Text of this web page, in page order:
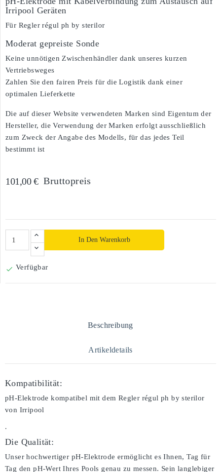
Irripool Geräten
Für Regler régul ph by sterilor
Moderat gepreiste Sonde
Keine unnötigen Zwischenhändler dank unseres kurzen
Vertriebsweges
Zahlen Sie den fairen Preis für die Logistik dank einer
optimalen Lieferkette
Die auf dieser Website verwendeten Marken sind Eigentum der
Hersteller, die Verwendung der Marken erfolgt ausschließlich
zum Zweck der Angabe des Modells, für das jedes Teil
bestimmt ist
101,00 € Bruttopreis
In Den Warenkorb
 Verfügbar
Beschreibung
Artikeldetails
Kompatibilität:
pH-Elektrode kompatibel mit dem Regler régul ph by sterilor
von Irripool
.
Die Qualität:
Unser hochwertiger pH-Elektrode ermöglicht es Ihnen, Tag für
Tag den pH-Wert Ihres Pools genau zu messen. Sein langlebiger